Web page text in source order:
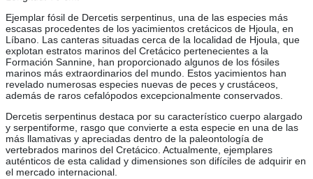
Ejemplar fósil de Dercetis serpentinus, una de las especies más
escasas procedentes de los yacimientos cretácicos de Hjoula, en
Líbano. Las canteras situadas cerca de la localidad de Hjoula, que
explotan estratos marinos del Cretácico pertenecientes a la
Formación Sannine, han proporcionado algunos de los fósiles
marinos más extraordinarios del mundo. Estos yacimientos han
revelado numerosas especies nuevas de peces y crustáceos,
además de raros cefalópodos excepcionalmente conservados.
Dercetis serpentinus destaca por su característico cuerpo alargado
y serpentiforme, rasgo que convierte a esta especie en una de las
más llamativas y apreciadas dentro de la paleontología de
vertebrados marinos del Cretácico. Actualmente, ejemplares
auténticos de esta calidad y dimensiones son difíciles de adquirir en
el mercado internacional.